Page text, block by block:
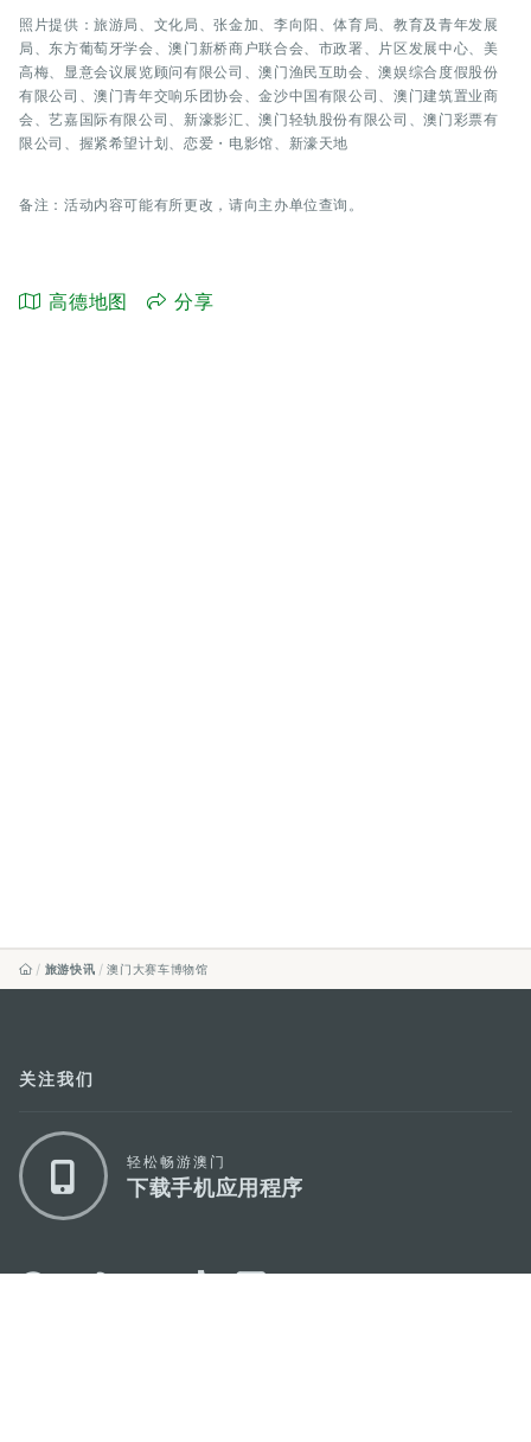
照片提供：旅游局、文化局、张金加、李向阳、体育局、教育及青年发展
局、东方葡萄牙学会、澳门新桥商户联合会、市政署、片区发展中心、美
高梅、显意会议展览顾问有限公司、澳门渔民互助会、澳娱综合度假股份
有限公司、澳门青年交响乐团协会、金沙中国有限公司、澳门建筑置业商
会、艺嘉国际有限公司、新濠影汇、澳门轻轨股份有限公司、澳门彩票有
限公司、握紧希望计划、恋爱・电影馆、新濠天地
备注：活动内容可能有所更改，请向主办单位查询。
高德地图 分享
旅游快讯 澳门大赛车博物馆
关注我们
轻松畅游澳门
下载手机应用程序